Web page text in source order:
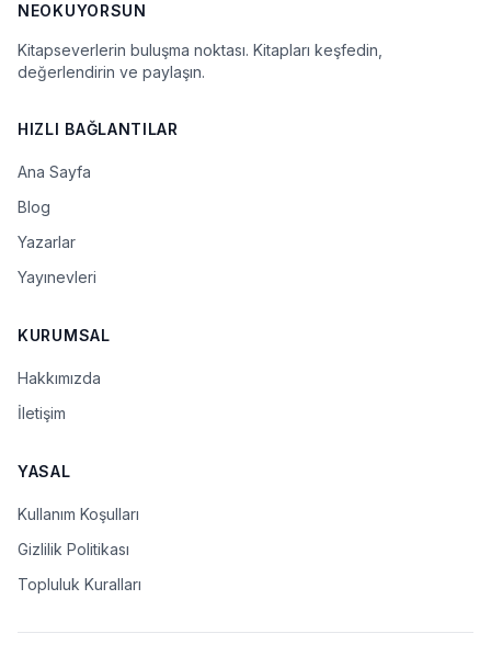
NEOKUYORSUN
Kitapseverlerin buluşma noktası. Kitapları keşfedin,
değerlendirin ve paylaşın.
HIZLI BAĞLANTILAR
Ana Sayfa
Blog
Yazarlar
Yayınevleri
KURUMSAL
Hakkımızda
İletişim
YASAL
Kullanım Koşulları
Gizlilik Politikası
Topluluk Kuralları